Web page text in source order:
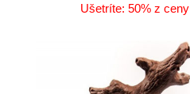
Ušetríte: 50% z ceny